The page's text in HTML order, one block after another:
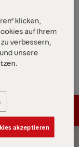
anfordern
klicken,
auf Ihrem
verbessern,
unsere
akzeptieren